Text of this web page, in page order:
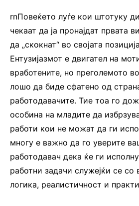
rnПовеќето луѓе кои штотуку
чекаат да ја пронајдат првата
да „скокнат“ во својата
Ентузијазмот е двигател на
вработените, но преголемото
лошо да биде сфатено од
работодавачите. Тие тоа го
особина на младите да
работи кои не можат да ги
многу е важно да го уверите
работодавач дека ќе ги
работни задачи служејќи се со
логика, реалистичност и